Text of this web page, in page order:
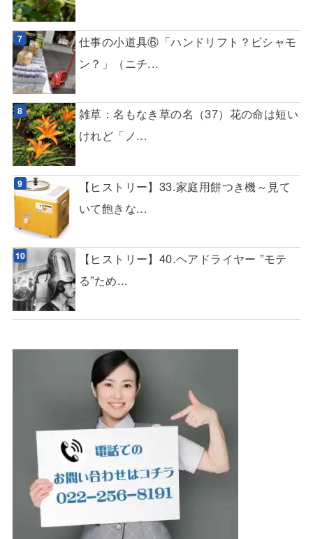
仕事の小道具⑥「ハンドリフト？ビシャモ
ン？」（ニチ...
雑草：名もなき草の名（37）花の命は短い
けれど「ノ...
【ヒストリー】33.家庭用餅つき機～見て
いて飽きな...
【ヒストリー】40.ヘアドライヤー ”モテ
る”ため...